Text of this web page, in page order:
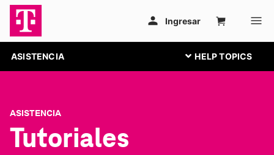
ASISTENCIA
ASISTENCIA
Tutoriales